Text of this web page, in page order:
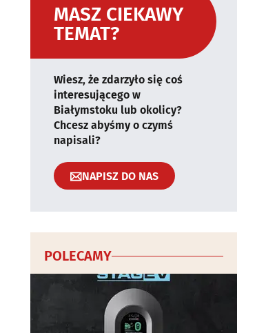
MASZ CIEKAWY
TEMAT?
Wiesz, że zdarzyło się coś
interesującego w
Białymstoku lub okolicy?
Chcesz abyśmy o czymś
napisali?
NAPISZ DO NAS
POLECAMY